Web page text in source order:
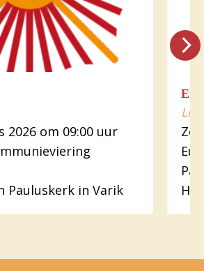
2026 om 09:00 uur
Pauluskerk in Varik
Zo
H.